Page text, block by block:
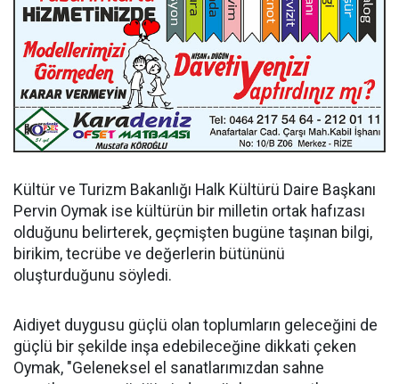
Kültür ve Turizm Bakanlığı Halk Kültürü Daire Başkanı
Pervin Oymak ise kültürün bir milletin ortak hafızası
olduğunu belirterek, geçmişten bugüne taşınan bilgi,
birikim, tecrübe ve değerlerin bütününü
oluşturduğunu söyledi.
Aidiyet duygusu güçlü olan toplumların geleceğini de
güçlü bir şekilde inşa edebileceğine dikkati çeken
Oymak, "Geleneksel el sanatlarımızdan sahne